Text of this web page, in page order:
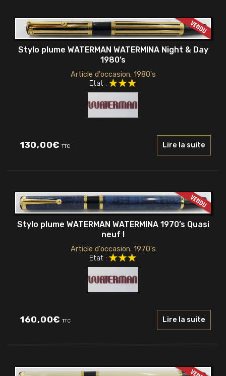
Stylo plume WATERMAN WATERMINA Night & Day
1980’s
Article d'occasion. 1980's
Etat :
130,00€ TTC Lire la suite
Stylo plume WATERMAN WATERMINA 1970’s Quasi
neuf !
Article d'occasion. 1970's
Etat :
160,00€ TTC Lire la suite